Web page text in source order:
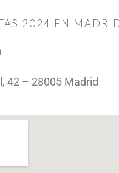
2024 EN
42 – 28005 Madrid